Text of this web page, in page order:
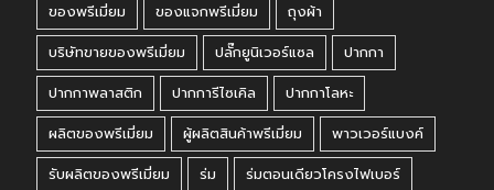
ของพรีเมี่ยม
ของแจกพรีเมี่ยม
ถุงผ้า
บริษัทขายของพรีเมี่ยม
ปลั๊กยูนิเวอร์แซล
ปากกา
ปากกาพลาสติก
ปากการีไซเคิล
ปากกาโลหะ
ผลิตของพรีเมี่ยม
ผู้ผลิตสินค้าพรีเมี่ยม
พาวเวอร์แบงค์
รับผลิตของพรีเมี่ยม
ร่ม
ร่มตอนเดียวโครงไฟเบอร์